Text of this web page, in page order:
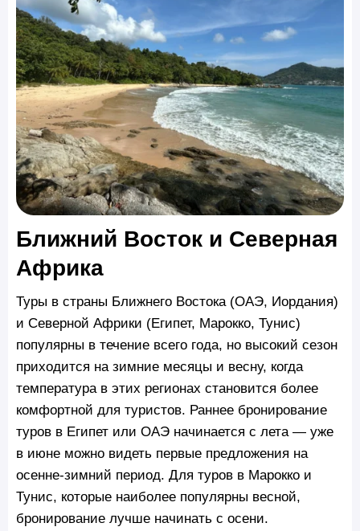
Ближний Восток и Северная
Африка
Туры в страны Ближнего Востока (ОАЭ, Иордания)
и Северной Африки (Египет, Марокко, Тунис)
популярны в течение всего года, но высокий сезон
приходится на зимние месяцы и весну, когда
температура в этих регионах становится более
комфортной для туристов. Раннее бронирование
туров в Египет или ОАЭ начинается с лета — уже
в июне можно видеть первые предложения на
осенне-зимний период. Для туров в Марокко и
Тунис, которые наиболее популярны весной,
бронирование лучше начинать с осени.